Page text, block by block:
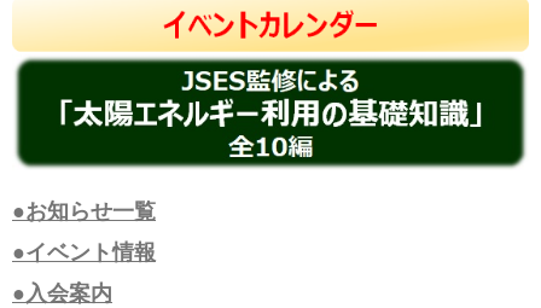
●お知らせ一覧
●イベント情報
●入会案内